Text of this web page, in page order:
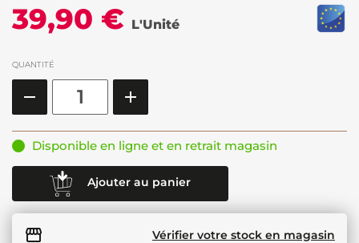
39,90 € L'Unité
QUANTITÉ
Disponible en ligne et en retrait magasin
Ajouter au panier
Vérifier votre stock en magasin